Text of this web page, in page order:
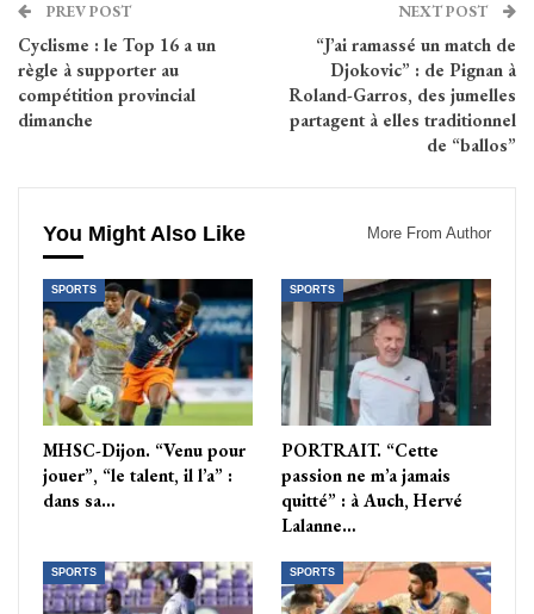
PREV POST
Cyclisme : le Top 16 a un
règle à supporter au
compétition provincial
dimanche
NEXT POST
“J’ai ramassé un match de
Djokovic” : de Pignan à
Roland-Garros, des jumelles
partagent à elles traditionnel
de “ballos”
You Might Also Like More From Author
SPORTS
MHSC-Dijon. “Venu pour
jouer”, “le talent, il l’a” :
dans sa…
SPORTS
PORTRAIT. “Cette
passion ne m’a jamais
quitté” : à Auch, Hervé
Lalanne…
SPORTS SPORTS